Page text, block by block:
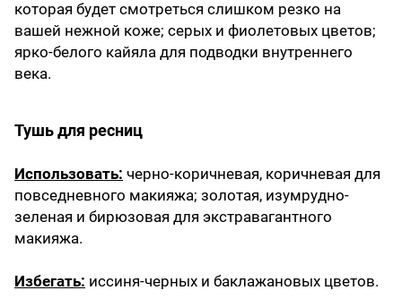
которая будет смотреться слишком резко на
вашей нежной коже; серых и фиолетовых цветов;
ярко-белого кайяла для подводки внутреннего
века.
Тушь для ресниц
Использовать: черно-коричневая, коричневая для
повседневного макияжа; золотая, изумрудно-
зеленая и бирюзовая для экстравагантного
макияжа.
Избегать: иссиня-черных и баклажановых цветов.